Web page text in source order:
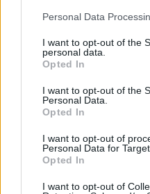
Personal Data
I want to opt-out of the
personal data.
Opted In
I want to opt-out of the
Personal Data.
Opted In
I want to opt-out of
Personal Data for
Opted In
I want to opt-out of
Ποιο θεωρείς